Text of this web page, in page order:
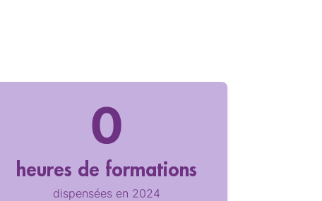
heures de formations
dispensées en 2024